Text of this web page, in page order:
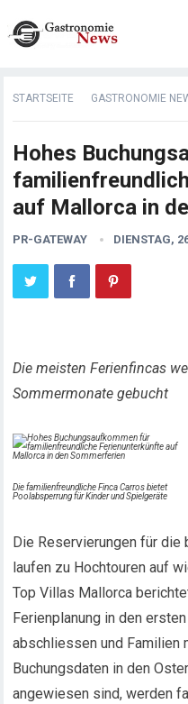
STARTSEITE GASTRONOMIE
Hohes
auf Mallorca in
PR-GATEWAY DIENSTAG,
Die meisten Ferienfincas
Sommermonate gebucht
Die familienfreundliche Finca Carros bietet
Poolabsperrung für Kinder und Spielgeräte
Die Reservierungen für die
laufen zu Hochtouren auf
Top Villas Mallorca
Ferienplanung in den
abschliessen und Familien
Buchungsdaten in den
angewiesen sind, werden